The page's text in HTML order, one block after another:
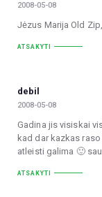
2008-05-08
Jėzus Marija Old
ATSAKYTI
debil
2008-05-08
Gadina jis visiskai
kad dar kazkas
atleisti galima 🙂
ATSAKYTI